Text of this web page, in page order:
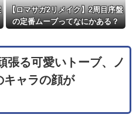
【ロマサガ2リメイク】2周目序盤
の定番ムーブってなにかある？
張る可愛いトーブ、ノ
キャラの顔が